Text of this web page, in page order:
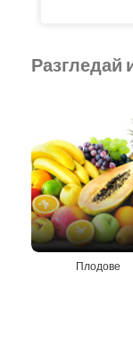
Разгледай
Плодове